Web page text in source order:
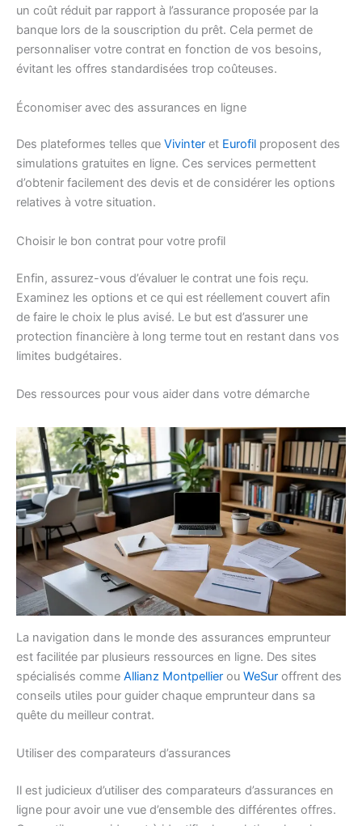
un coût réduit par rapport à l’assurance proposée par la
banque lors de la souscription du prêt. Cela permet de
personnaliser votre contrat en fonction de vos besoins,
évitant les offres standardisées trop coûteuses.
Économiser avec des assurances en ligne
Des plateformes telles que Vivinter et Eurofil proposent des
simulations gratuites en ligne. Ces services permettent
d’obtenir facilement des devis et de considérer les options
relatives à votre situation.
Choisir le bon contrat pour votre profil
Enfin, assurez-vous d’évaluer le contrat une fois reçu.
Examinez les options et ce qui est réellement couvert afin
de faire le choix le plus avisé. Le but est d’assurer une
protection financière à long terme tout en restant dans vos
limites budgétaires.
Des ressources pour vous aider dans votre démarche
La navigation dans le monde des assurances emprunteur
est facilitée par plusieurs ressources en ligne. Des sites
spécialisés comme Allianz Montpellier ou WeSur offrent des
conseils utiles pour guider chaque emprunteur dans sa
quête du meilleur contrat.
Utiliser des comparateurs d’assurances
Il est judicieux d’utiliser des comparateurs d’assurances en
ligne pour avoir une vue d’ensemble des différentes offres.